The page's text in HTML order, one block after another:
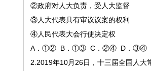
②政府对人大负责，受人大监督
③人大代表具有审议议案的权利
④人民代表大会行使决定权
A．①② B．①③ C．②④ D．③④
2.2019年10月26日，十三届全国人大